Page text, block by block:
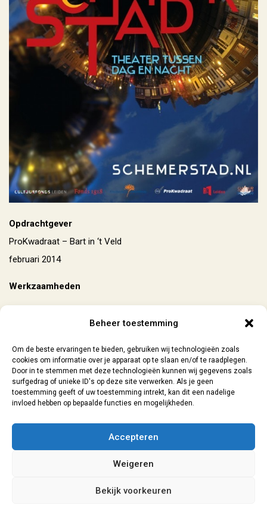
Beheer toestemming
Om de beste ervaringen te bieden, gebruiken wij technologieën zoals
cookies om informatie over je apparaat op te slaan en/of te raadplegen.
Door in te stemmen met deze technologieën kunnen wij gegevens zoals
surfgedrag of unieke ID's op deze site verwerken. Als je geen
toestemming geeft of uw toestemming intrekt, kan dit een nadelige
invloed hebben op bepaalde functies en mogelijkheden.
Accepteren
Weigeren
Bekijk voorkeuren
Opdrachtgever
ProKwadraat – Bart in ‘t Veld
februari 2014
Werkzaamheden
sanne@lokaal7a.nl
Leiden | 2026
Algemene Voorwaarden|Privacyverklaring